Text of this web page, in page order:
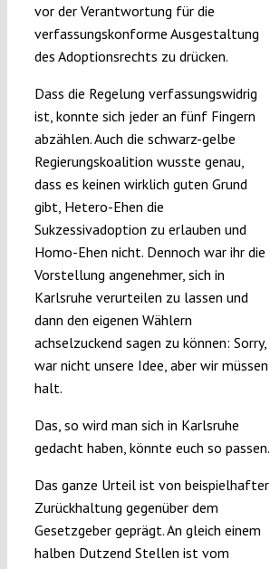
vor der Verantwortung für die
verfassungskonforme Ausgestaltung
des Adoptionsrechts zu drücken.
Dass die Regelung verfassungswidrig
ist, konnte sich jeder an fünf Fingern
abzählen. Auch die schwarz-gelbe
Regierungskoalition wusste genau,
dass es keinen wirklich guten Grund
gibt, Hetero-Ehen die
Sukzessivadoption zu erlauben und
Homo-Ehen nicht. Dennoch war ihr die
Vorstellung angenehmer, sich in
Karlsruhe verurteilen zu lassen und
dann den eigenen Wählern
achselzuckend sagen zu können: Sorry,
war nicht unsere Idee, aber wir müssen
halt.
Das, so wird man sich in Karlsruhe
gedacht haben, könnte euch so passen.
Das ganze Urteil ist von beispielhafter
Zurückhaltung gegenüber dem
Gesetzgeber geprägt. An gleich einem
halben Dutzend Stellen ist vom